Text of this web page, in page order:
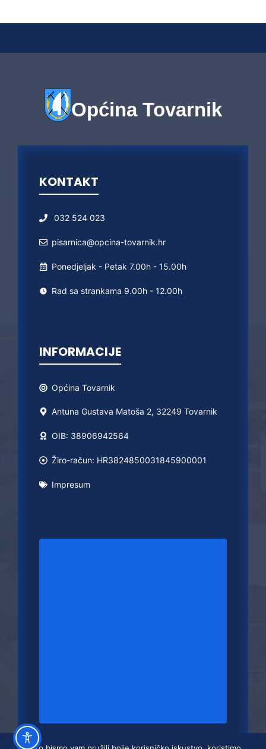
Općina Tovarnik
KONTAKT
032 524 023
pisarnica@opcina-tovarnik.hr
Ponedjeljak - Petak 7.00h - 15.00h
Rad sa strankama 9.00h - 12.00h
INFORMACIJE
Općina Tovarnik
Antuna Gustava Matoša 2, 32249 Tovarnik
OIB: 38906942564
Žiro-račun: HR3824850031845900001
Impresum